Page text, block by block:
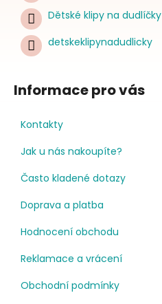
Dětské klipy na dudlíčky
detskeklipynadudlicky
Informace pro vás
Kontakty
Jak u nás nakoupíte?
Často kladené dotazy
Doprava a platba
Hodnocení obchodu
Reklamace a vrácení
Obchodní podmínky